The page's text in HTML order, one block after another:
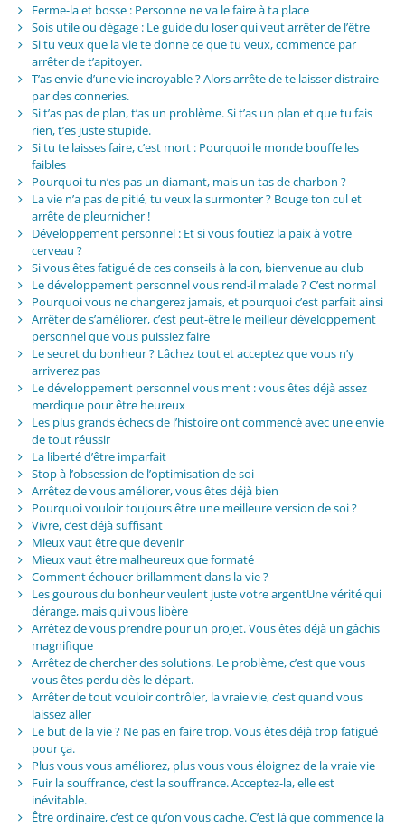
Ferme-la et bosse : Personne ne va le faire à ta place
Sois utile ou dégage : Le guide du loser qui veut arrêter de l’être
Si tu veux que la vie te donne ce que tu veux, commence par
arrêter de t’apitoyer.
T’as envie d’une vie incroyable ? Alors arrête de te laisser distraire
par des conneries.
Si t’as pas de plan, t’as un problème. Si t’as un plan et que tu fais
rien, t’es juste stupide.
Si tu te laisses faire, c’est mort : Pourquoi le monde bouffe les
faibles
Pourquoi tu n’es pas un diamant, mais un tas de charbon ?
La vie n’a pas de pitié, tu veux la surmonter ? Bouge ton cul et
arrête de pleurnicher !
Développement personnel : Et si vous foutiez la paix à votre
cerveau ?
Si vous êtes fatigué de ces conseils à la con, bienvenue au club
Le développement personnel vous rend-il malade ? C’est normal
Pourquoi vous ne changerez jamais, et pourquoi c’est parfait ainsi
Arrêter de s’améliorer, c’est peut-être le meilleur développement
personnel que vous puissiez faire
Le secret du bonheur ? Lâchez tout et acceptez que vous n’y
arriverez pas
Le développement personnel vous ment : vous êtes déjà assez
merdique pour être heureux
Les plus grands échecs de l’histoire ont commencé avec une envie
de tout réussir
La liberté d’être imparfait
Stop à l’obsession de l’optimisation de soi
Arrêtez de vous améliorer, vous êtes déjà bien
Pourquoi vouloir toujours être une meilleure version de soi ?
Vivre, c’est déjà suffisant
Mieux vaut être que devenir
Mieux vaut être malheureux que formaté
Comment échouer brillamment dans la vie ?
Les gourous du bonheur veulent juste votre argentUne vérité qui
dérange, mais qui vous libère
Arrêtez de vous prendre pour un projet. Vous êtes déjà un gâchis
magnifique
Arrêtez de chercher des solutions. Le problème, c’est que vous
vous êtes perdu dès le départ.
Arrêter de tout vouloir contrôler, la vraie vie, c’est quand vous
laissez aller
Le but de la vie ? Ne pas en faire trop. Vous êtes déjà trop fatigué
pour ça.
Plus vous vous améliorez, plus vous vous éloignez de la vraie vie
Fuir la souffrance, c’est la souffrance. Acceptez-la, elle est
inévitable.
Être ordinaire, c’est ce qu’on vous cache. C’est là que commence la